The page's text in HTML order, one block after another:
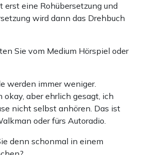
erst eine Rohübersetzung und
wird dann das Drehbuch
Sie vom Medium Hörspiel oder
werden immer weniger.
okay, aber ehrlich gesagt, ich
nicht selbst anhören. Das ist
oder fürs Autoradio.
denn schonmal in einem